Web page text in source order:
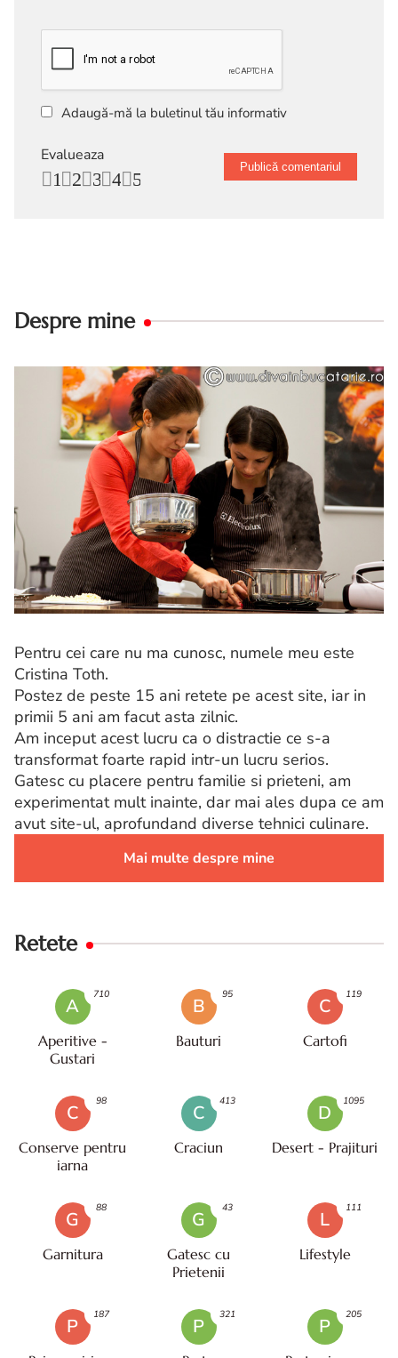
Adaugă-mă la buletinul tău informativ
Evalueaza
5
4
3
2
1
Despre mine
Pentru cei care nu ma cunosc, numele meu este
Cristina Toth.
Postez de peste 15 ani retete pe acest site, iar in
primii 5 ani am facut asta zilnic.
Am inceput acest lucru ca o distractie ce s-a
transformat foarte rapid intr-un lucru serios.
Gatesc cu placere pentru familie si prieteni, am
experimentat mult inainte, dar mai ales dupa ce am
avut site-ul, aprofundand diverse tehnici culinare.
Mai multe despre mine
Retete
A
Aperitive -
Gustari
710
B
Bauturi
95
C
Cartofi
119
C
Conserve pentru
iarna
98
C
Craciun
413
D
Desert - Prajituri
1095
G
Garnitura
88
G
Gatesc cu
Prietenii
43
L
Lifestyle
111
P
187
P
321
P
205